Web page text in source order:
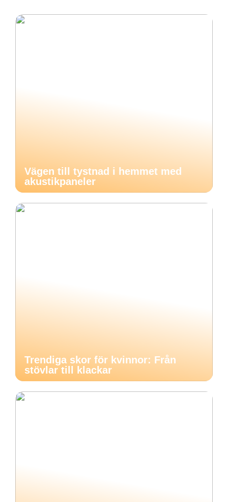
Vägen till tystnad i hemmet med
akustikpaneler
Trendiga skor för kvinnor: Från
stövlar till klackar